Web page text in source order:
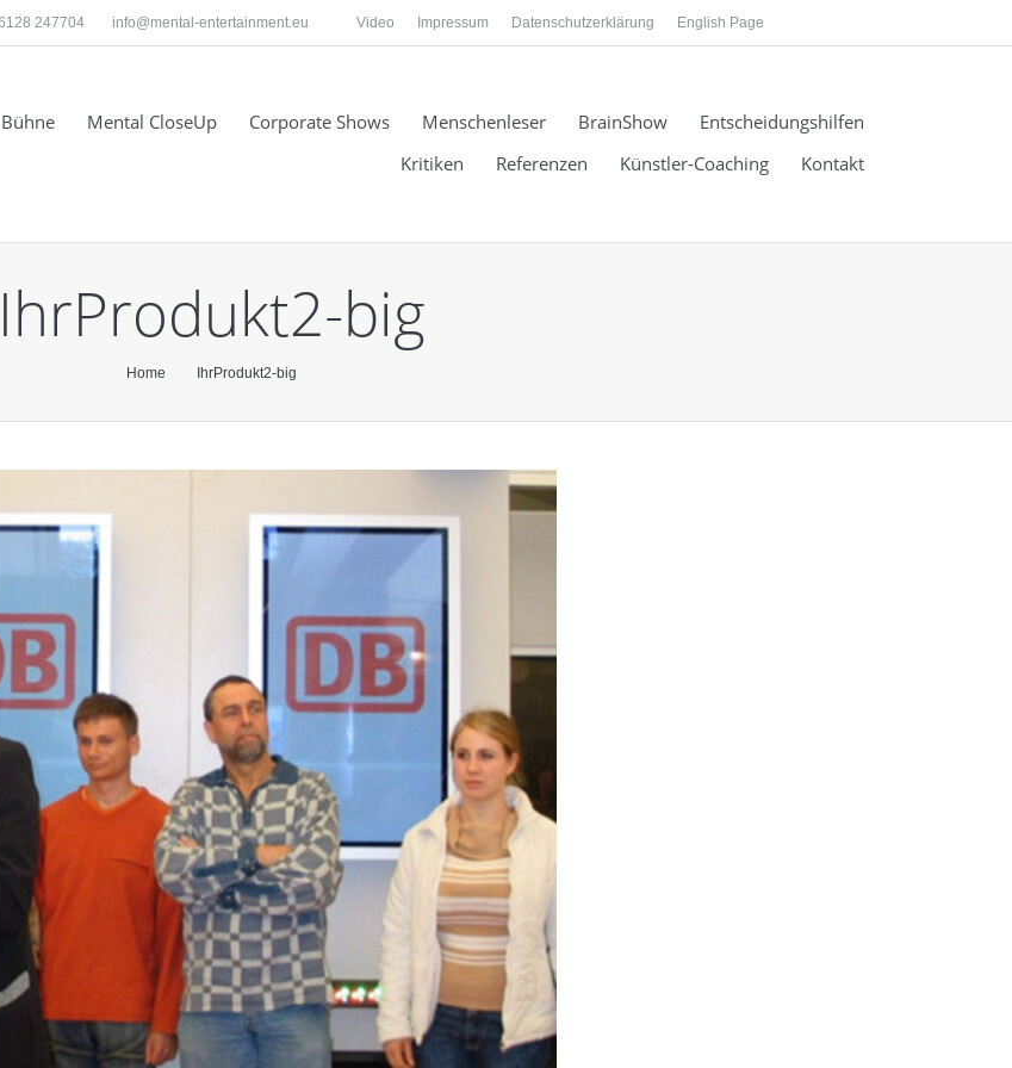
247704 info@mental-entertainment.eu Video Impressum Datenschutzerklärung English Page
Mental CloseUp Corporate Shows Menschenleser BrainShow
Entscheidungshilfen
Kritiken
Referenzen Künstler-Coaching Kontakt
IhrProdukt2-big
Home IhrProdukt2-big